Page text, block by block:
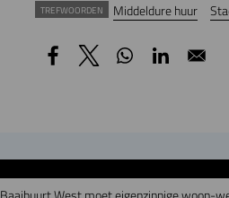
TREFWOORDEN Middeldure huur